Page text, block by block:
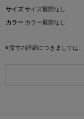
サイズ サイズ展開なし
カラー カラー展開なし
※採寸の詳細につきましては、